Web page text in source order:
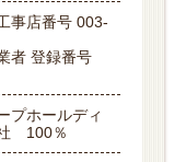
事店番号 003-
者 登録番号
プホールディ
100％